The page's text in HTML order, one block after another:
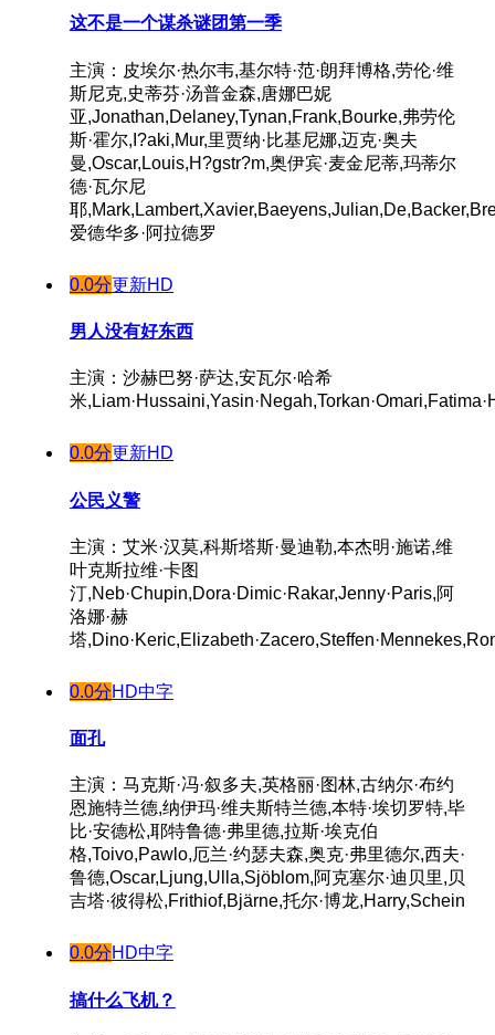
这不是一个谋杀谜团第一季
主演：皮埃尔·热尔韦,基尔特·范·朗拜博格,劳伦·维
斯尼克,史蒂芬·汤普金森,唐娜巴妮
亚,Jonathan,Delaney,Tynan,Frank,Bourke,弗劳伦
斯·霍尔,I?aki,Mur,里贾纳·比基尼娜,迈克·奥夫
曼,Oscar,Louis,H?gstr?m,奥伊宾·麦金尼蒂,玛蒂尔
德·瓦尔尼
耶
爱德华多·阿拉德罗
0.0分更新HD
男人没有好东西
主演：沙赫巴努·萨达,安瓦尔·哈希
米
0.0分更新HD
公民义警
主演：艾米·汉莫,科斯塔斯·曼迪勒,本杰明·施诺,维
叶克斯拉维·卡图
汀,Neb·Chupin,Dora·Dimic·Rakar,Jenny·Paris,阿
洛娜·赫
塔
0.0分HD中字
面孔
主演：马克斯·冯·叙多夫,英格丽·图林,古纳尔·布约
恩施特兰德,纳伊玛·维夫斯特兰德,本特·埃切罗特,毕
比·安德松,耶特鲁德·弗里德,拉斯·埃克伯
格,Toivo,Pawlo,厄兰·约瑟夫森,奥克·弗里德尔,西夫·
鲁德,Oscar,Ljung,Ulla,Sjöblom,阿克塞尔·迪贝里,贝
吉塔·彼得松,Frithiof,Bjärne,托尔·博龙,Harry,Schein
0.0分HD中字
搞什么飞机？